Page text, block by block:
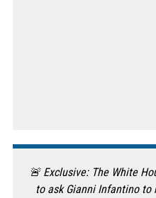
🚨 Exclusive: The White
to ask Gianni Infantino to